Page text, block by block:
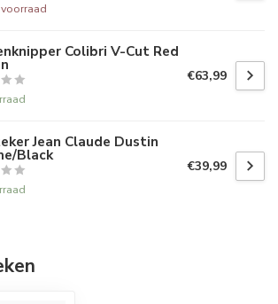
Colibri V-Cut Red
€63,99
Jean Claude Dustin
Black
€39,99